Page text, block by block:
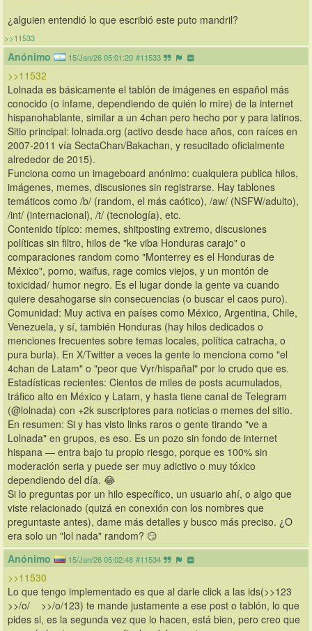
¿alguien entendió lo que escribió este puto mandril?
>>11533
Anónimo 15/Jan/26 05:01:20 #11533
>>11532
Lolnada es básicamente el tablón de imágenes en español más
conocido (o infame, dependiendo de quién lo mire) de la internet
hispanohablante, similar a un 4chan pero hecho por y para latinos.
Sitio principal: lolnada.org (activo desde hace años, con raíces en
2007-2011 vía SectaChan/Bakachan, y resucitado oficialmente
alrededor de 2015).
Funciona como un imageboard anónimo: cualquiera publica hilos,
imágenes, memes, discusiones sin registrarse. Hay tablones
temáticos como /b/ (random, el más caótico), /aw/ (NSFW/adulto),
/int/ (internacional), /t/ (tecnología), etc.
Contenido típico: memes, shitposting extremo, discusiones
políticas sin filtro, hilos de "ke viba Honduras carajo" o
comparaciones random como "Monterrey es el Honduras de
México", porno, waifus, rage comics viejos, y un montón de
toxicidad/ humor negro. Es el lugar donde la gente va cuando
quiere desahogarse sin consecuencias (o buscar el caos puro).
Comunidad: Muy activa en países como México, Argentina, Chile,
Venezuela, y sí, también Honduras (hay hilos dedicados o
menciones frecuentes sobre temas locales, política catracha, o
pura burla). En X/Twitter a veces la gente lo menciona como "el
4chan de Latam" o "peor que Vyr/hispañal" por lo crudo que es.
Estadísticas recientes: Cientos de miles de posts acumulados,
tráfico alto en México y Latam, y hasta tiene canal de Telegram
(@lolnada) con +2k suscriptores para noticias o memes del sitio.
En resumen: Si y has visto links raros o gente tirando "ve a
Lolnada" en grupos, es eso. Es un pozo sin fondo de internet
hispana — entra bajo tu propio riesgo, porque es 100% sin
moderación seria y puede ser muy adictivo o muy tóxico
dependiendo del día. 😂
Si lo preguntas por un hilo específico, un usuario ahí, o algo que
viste relacionado (quizá en conexión con los nombres que
preguntaste antes), dame más detalles y busco más preciso. ¿O
era solo un "lol nada" random? 😏
Anónimo
15/Jan/26 05:02:48 #11534
>>11530
Lo que tengo implementado es que al darle click a las ids(>>123
>>/o/    >>/o/123) te mande justamente a ese post o tablón, lo que
pides si, es la segunda vez que lo hacen, está bien, pero creo que